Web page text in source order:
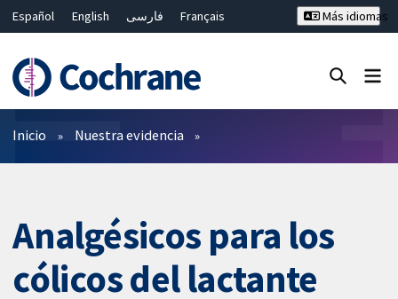
Español English فارسی
Français
Bahasa Malaysia
ไทย 繁體中文
Más idiomas
Filtros
Inicio Nuestra evidencia
Analgésicos para los
cólicos del lactante